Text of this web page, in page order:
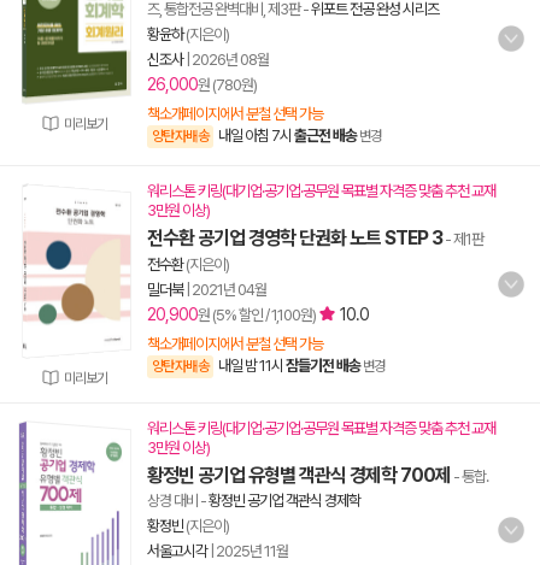
미리보기
즈, 통합전공 완벽대비, 제3판-위포트 전공 완성 시리즈
황윤하(지은이)
신조사| 2026년 08월
26,000원 (780원)
책소개페이지에서 분철 선택 가능
양탄자배송 내일 아침 7시 출근전 배송 변경
미리보기
워리스톤 키링(대기업·공기업·공무원 목표별 자격증 맞춤 추천 교재
3만원 이상)
전수환 공기업 경영학 단권화 노트 STEP 3- 제1판
전수환(지은이)
밀더북| 2021년 04월
20,900원 (5% 할인 / 1,100원) 10.0
책소개페이지에서 분철 선택 가능
양탄자배송 내일 밤 11시 잠들기전 배송 변경
워리스톤 키링(대기업·공기업·공무원 목표별 자격증 맞춤 추천 교재
3만원 이상)
황정빈 공기업 유형별 객관식 경제학 700제 - 통합.
상경 대비 -황정빈 공기업 객관식 경제학
황정빈 (지은이)
서울고시각| 2025년 11월